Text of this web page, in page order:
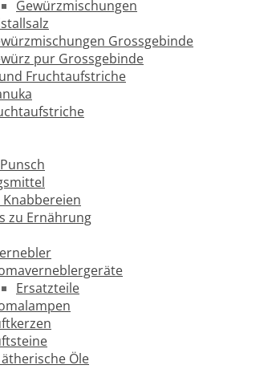
Gewürzmischungen
Grossgebinde
pur Grossgebinde
Fruchtaufstriche
Knabbereien
zu Ernährung
Ersatzteile
Öle